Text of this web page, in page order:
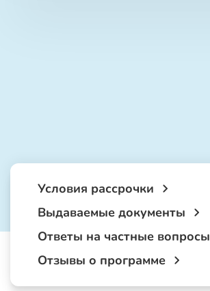
Условия рассрочки
Выдаваемые документы
Ответы на частные вопросы
Отзывы о программе